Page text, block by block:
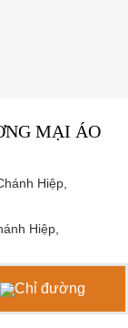
MẠI ÁO
Hiệp,
Hiệp,
Chỉ đường